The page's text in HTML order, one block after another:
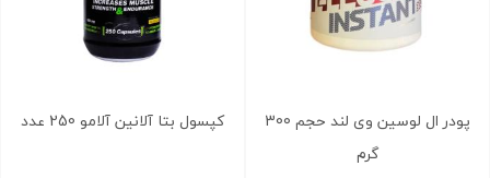
پودر ال لوسين وی لند حجم 300
گرم
کپسول بتا آلانین آلامو 250 عدد